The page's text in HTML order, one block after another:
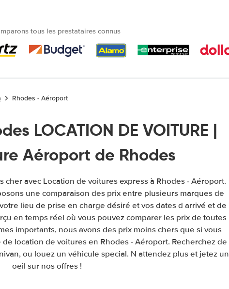
tous les prestataires connus
Rhodes - Aéroport
LOCATION DE VOITURE |
Aéroport de Rhodes
cher avec Location de voitures express à Rhodes - Aéroport.
une comparaison des prix entre plusieurs marques de
lieu de prise en charge désiré et vos dates d arrivé et de
en temps réel où vous pouvez comparer les prix de toutes
importants, nous avons des prix moins chers que si vous
location de voitures en Rhodes - Aéroport. Recherchez de
ou louez un véhicule special. N attendez plus et jetez un
oeil sur nos offres !